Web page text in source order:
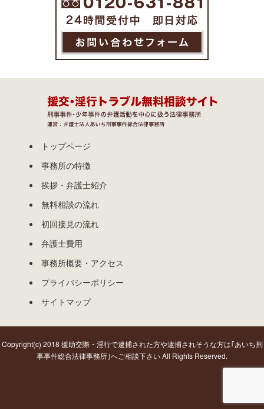
トップページ
事務所の特徴
挨拶・弁護士紹介
無料相談の流れ
初回接見の流れ
弁護士費用
事務所概要・アクセス
プライバシーポリシー
サイトマップ
Copyright(c) 2018 援助交際・淫行で逮捕された方や逮捕されそうな方は｢あいち刑
事事件総合法律事務所｣へご相談下さい All Rights Reserved.